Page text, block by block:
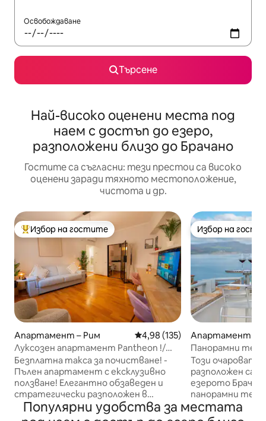
Освобождаване
Търсене
Най-високо оценени места под
наем с достъп до езеро,
разположени близо до Брачано
Гостите са съгласни: тези престои са високо
оценени заради тяхното местоположение,
чистота и др.
Най-популярен избор на гостите
Избор на гостите
Апартамент – Рим Средна оценка: 4,98 от 5,
4,98 (135)
Луксозен апартамент Pantheon !/
Bruno Domus Design
Безплатна такса за почистване! -
Пълен апартамент с ексклузивно
ползване! Елегантно обзаведен и
стратегически разположен в
сърцето на историческия център,
този апартамент осигурява
Избор на
Избор на
Апартамент –
Панорамни
Изглед към
Този
разположен
езерото
панорамни
езерото и
предлагайки
Популярни удобства за местата